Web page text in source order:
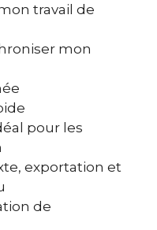
travail de
mon
pour les
exportation et
de